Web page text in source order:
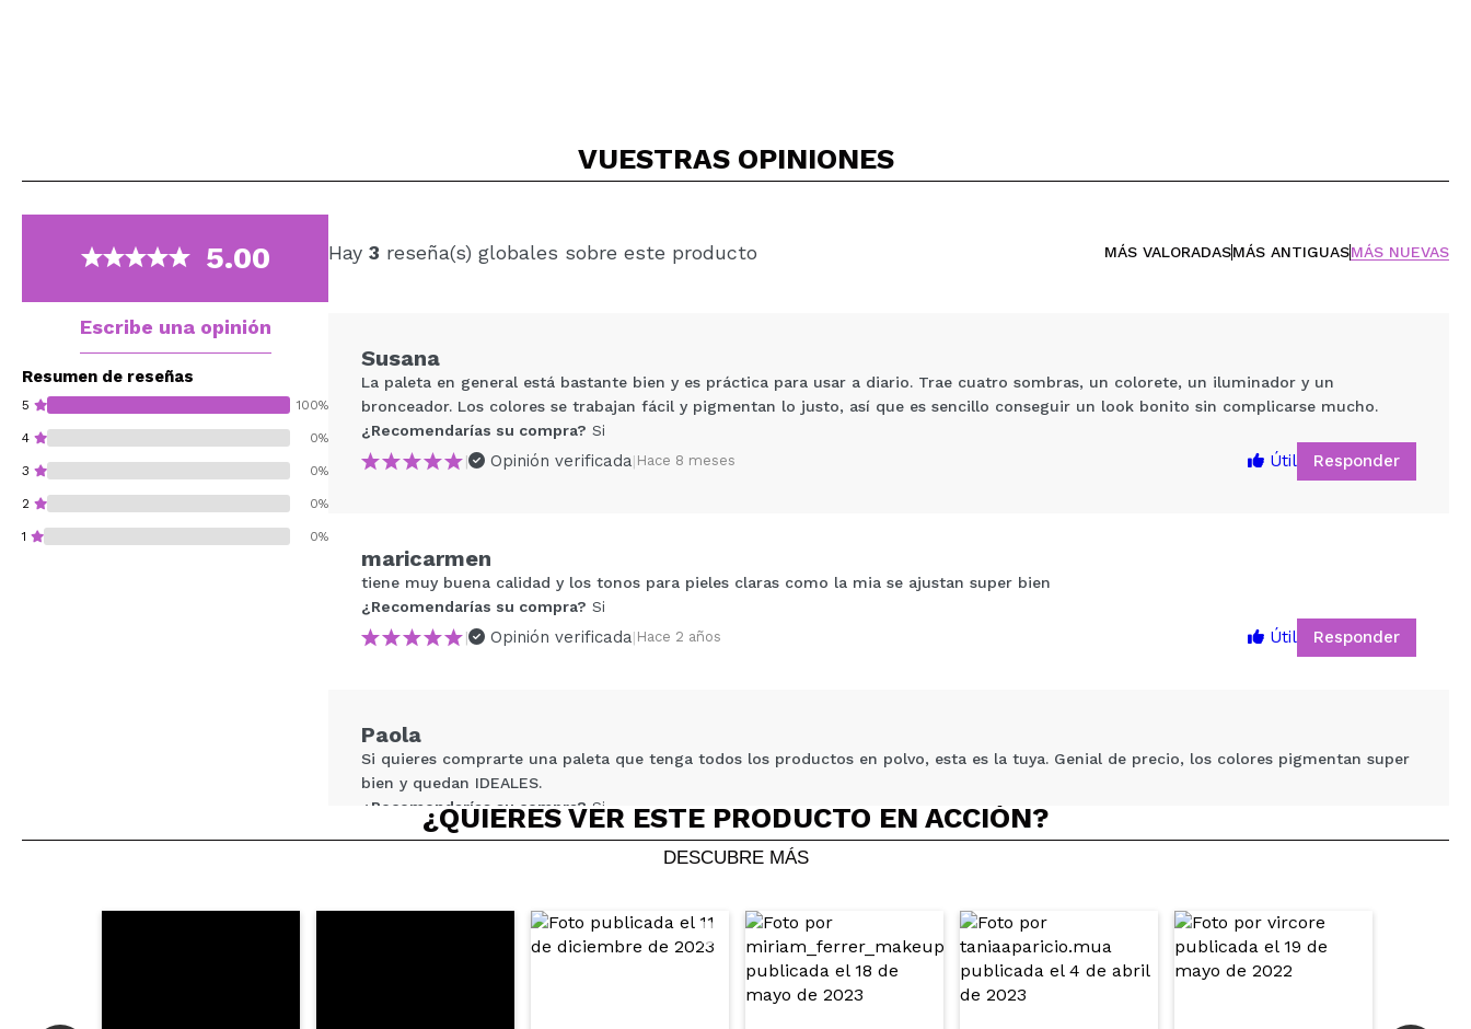
VUESTRAS OPINIONES
5.00
Escribe una opinión
Resumen de reseñas
5 100%
4 0%
3 0%
2 0%
1 0%
Hay 3 reseña(s) globales sobre este producto MÁS VALORADASMÁS ANTIGUASMÁS NUEVAS
Tu vídeo podría ser el primero. Imagínatelo...
Susana
La paleta en general está bastante bien y es práctica para usar a diario. Trae cuatro sombras, un colorete, un iluminador y un
bronceador. Los colores se trabajan fácil y pigmentan lo justo, así que es sencillo conseguir un look bonito sin complicarse mucho.
¿Recomendarías su compra? Si
|
Opinión verificada| Hace 8 meses Útil Responder
maricarmen
tiene muy buena calidad y los tonos para pieles claras como la mia se ajustan super bien
¿Recomendarías su compra? Si
|
Opinión verificada| Hace 2 años Útil Responder
Paola
Si quieres comprarte una paleta que tenga todos los productos en polvo, esta es la tuya. Genial de precio, los colores pigmentan super
bien y quedan IDEALES.
¿Recomendarías su compra?Si
|Hace 2 años Útil Responder
¿QUIERES VER ESTE PRODUCTO EN ACCIÓN?
DESCUBRE MÁS